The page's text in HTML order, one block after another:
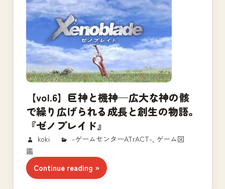
【vol.6】巨神と機神—広大な神の骸
で繰り広げられる成長と創生の物語。
『ゼノブレイド』
2017/10/29
koki -ゲームセンターATrACT- ゲーム図
鑑
Continue reading